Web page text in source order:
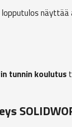
tunnin koulutus